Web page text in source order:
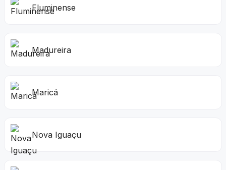
Fluminense
Madureira
Maricá
Nova Iguaçu